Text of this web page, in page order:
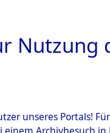
Nutzung
unseres Portals!